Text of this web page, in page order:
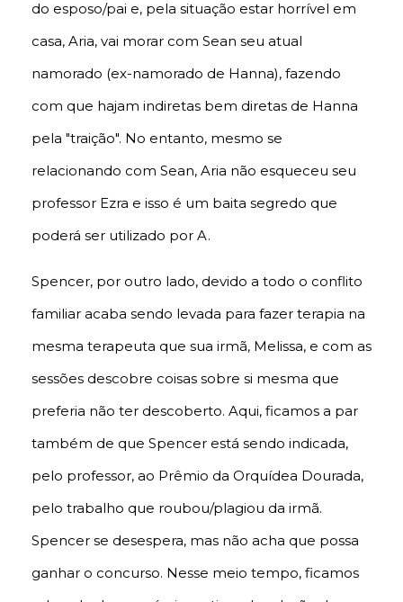
do esposo/pai e, pela situação estar horrível em
casa, Aria, vai morar com Sean seu atual
namorado (ex-namorado de Hanna), fazendo
com que hajam indiretas bem diretas de Hanna
pela "traição". No entanto, mesmo se
relacionando com Sean, Aria não esqueceu seu
professor Ezra e isso é um baita segredo que
poderá ser utilizado por A.
Spencer, por outro lado, devido a todo o conflito
familiar acaba sendo levada para fazer terapia na
mesma terapeuta que sua irmã, Melissa, e com as
sessões descobre coisas sobre si mesma que
preferia não ter descoberto. Aqui, ficamos a par
também de que Spencer está sendo indicada,
pelo professor, ao Prêmio da Orquídea Dourada,
pelo trabalho que roubou/plagiou da irmã.
Spencer se desespera, mas não acha que possa
ganhar o concurso. Nesse meio tempo, ficamos